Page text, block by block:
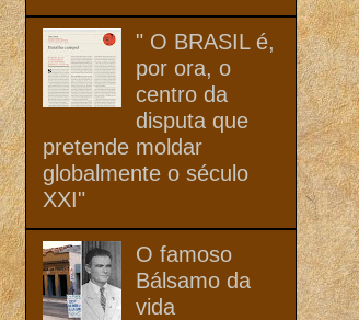
" O BRASIL é,
por ora, o
centro da
disputa que
pretende moldar
globalmente o século
XXI"
O famoso
Bálsamo da
vida